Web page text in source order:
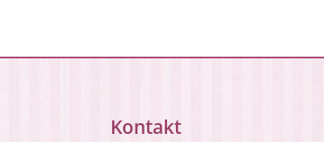
Kontakt